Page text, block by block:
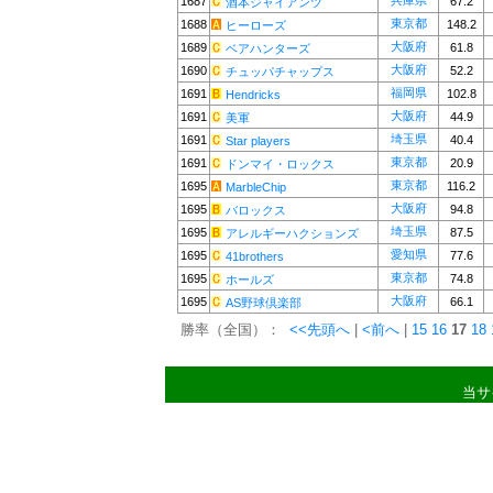
1688
ヒーローズ 東京都
148.2
1689
ベアハンターズ 大阪府
61.8
1690
チュッパチャップス 大阪府
52.2
1691
Hendricks 福岡県
102.8
1691
美軍 大阪府
44.9
1691
Star players 埼玉県
40.4
1691
ドンマイ・ロックス 東京都
20.9
1695
MarbleChip 東京都
116.2
1695
バロックス 大阪府
94.8
1695
アレルギーハクションズ 埼玉県
87.5
1695
41brothers 愛知県
77.6
1695
ホールズ 東京都
74.8
1695
AS野球倶楽部 大阪府 66.1
勝率（全国）： <<先頭へ <前へ 15 16 17 18
当